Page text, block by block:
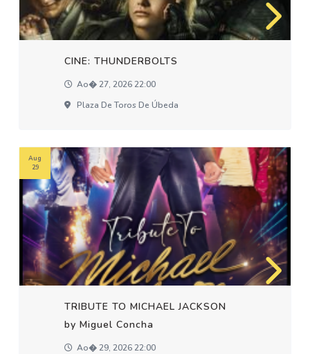
CINE: THUNDERBOLTS
Ao� 27, 2026 22:00
Plaza De Toros De Úbeda
TRIBUTE TO MICHAEL JACKSON
by Miguel Concha
Ao� 29, 2026 22:00
Aug
29